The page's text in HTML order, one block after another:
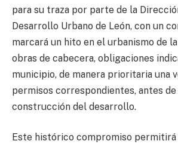
para su traza por parte de la
Desarrollo Urbano de León, con un
marcará un hito en el urbanismo de
obras de cabecera, obligaciones
municipio, de manera prioritaria una
permisos correspondientes, antes
construcción del desarrollo.
Este histórico compromiso permitirá